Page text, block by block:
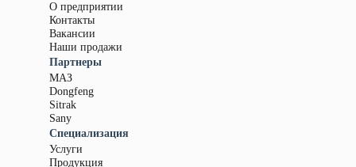
О предприятии
Контакты
Вакансии
Наши продажи
Партнеры
МАЗ
Dongfeng
Sitrak
Sany
Специализация
Услуги
Продукция